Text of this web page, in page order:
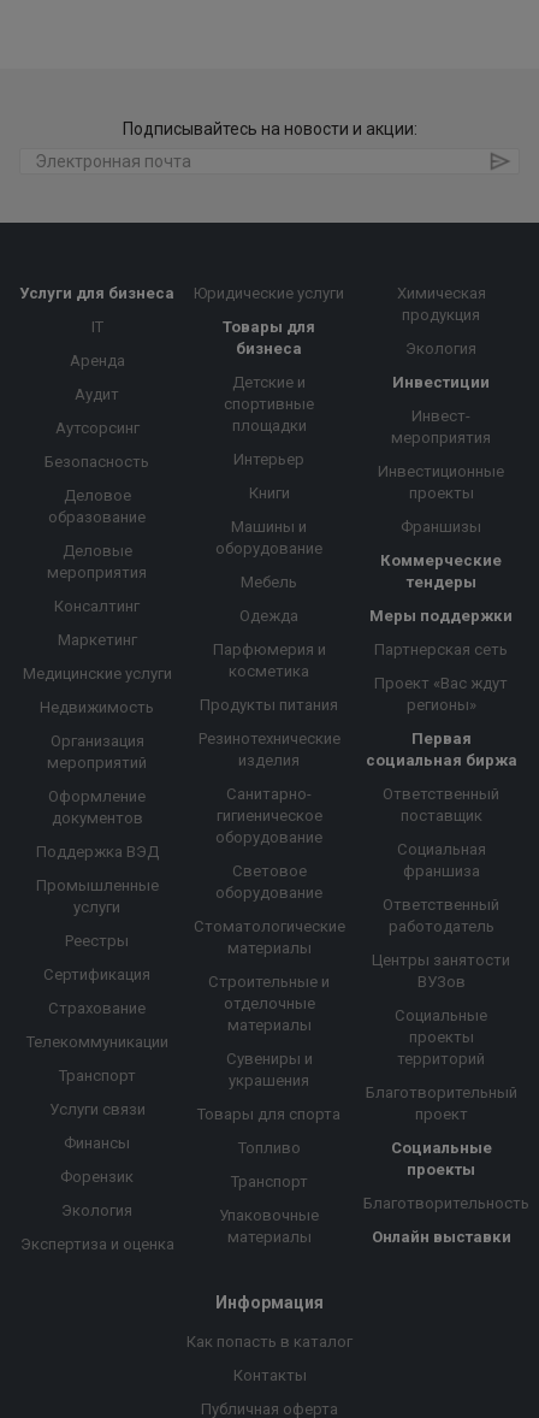
Подписывайтесь на новости и акции:
Услуги для бизнеса
IT
Аренда
Аудит
Аутсорсинг
Безопасность
Деловое
образование
Деловые
мероприятия
Консалтинг
Маркетинг
Медицинские услуги
Недвижимость
Организация
мероприятий
Оформление
документов
Поддержка ВЭД
Промышленные
услуги
Реестры
Сертификация
Страхование
Телекоммуникации
Транспорт
Услуги связи
Финансы
Форензик
Экология
Экспертиза и оценка
Юридические услуги
Товары для
бизнеса
Детские и
спортивные
площадки
Интерьер
Книги
Машины и
оборудование
Мебель
Одежда
Парфюмерия и
косметика
Продукты питания
Резинотехнические
изделия
Санитарно-
гигиеническое
оборудование
Световое
оборудование
Стоматологические
материалы
Строительные и
отделочные
материалы
Сувениры и
украшения
Товары для спорта
Топливо
Транспорт
Упаковочные
материалы
Химическая
продукция
Экология
Инвестиции
Инвест-
мероприятия
Инвестиционные
проекты
Франшизы
Коммерческие
тендеры
Меры поддержки
Партнерская сеть
Проект «Вас ждут
регионы»
Первая
социальная биржа
Ответственный
поставщик
Социальная
франшиза
Ответственный
работодатель
Центры занятости
ВУЗов
Социальные
проекты
территорий
Благотворительный
проект
Социальные
проекты
Благотворительность
Онлайн выставки
Информация
Как попасть в каталог
Контакты
Публичная оферта